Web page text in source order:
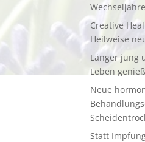
Creative
Heilweise
Länger jung
Leben
Neue
Statt